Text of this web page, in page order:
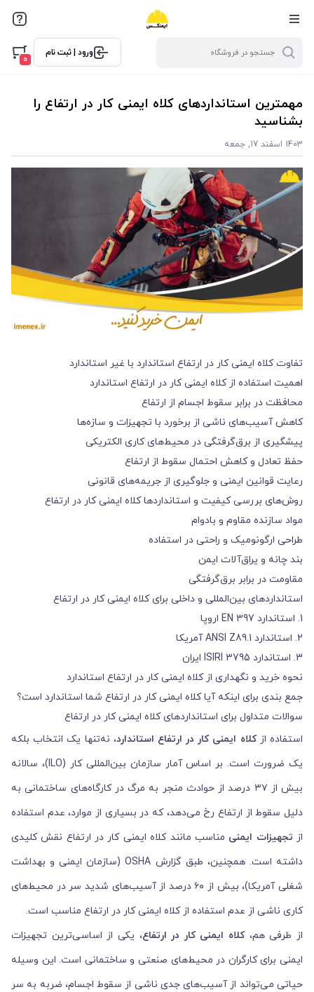
ورود | ثبت نام
0
مهمترین استانداردهای کلاه ایمنی کار در ارتفاع را
بشناسید
1403 اسفند 17, جمعه
تفاوت کلاه ایمنی کار در ارتفاع استاندارد با غیر استاندارد
اهمیت استفاده از کلاه ایمنی کار در ارتفاع استاندارد
محافظت در برابر سقوط اجسام از ارتفاع
کاهش آسیب‌های ناشی از برخورد با تجهیزات و سازه‌ها
پیشگیری از برق‌گرفتگی در محیط‌های کاری الکتریکی
حفظ تعادل و کاهش احتمال سقوط از ارتفاع
رعایت قوانین ایمنی و جلوگیری از جریمه‌های قانونی
روش‌های بررسی کیفیت و استانداردها کلاه ایمنی کار در ارتفاع
مواد سازنده مقاوم و بادوام
طراحی ارگونومیک و راحتی در استفاده
بند چانه و یراق‌آلات ایمن
مقاومت در برابر برق‌گرفتگی
استانداردهای بین‌المللی و داخلی برای کلاه ایمنی کار در ارتفاع
1. استاندارد EN 397 اروپا
2. استاندارد ANSI Z89.1 آمریکا
3. استاندارد ISIRI 3795 ایران
نحوه خرید و نگهداری از کلاه ایمنی کار در ارتفاع استاندارد
جمع بندی برای اینکه آیا کلاه ایمنی کار در ارتفاع شما استاندارد است؟
سوالات متداول برای استانداردهای کلاه ایمنی کار در ارتفاع
استفاده ازکلاه ایمنی کار در ارتفاع استاندارد، نه‌تنها یک انتخاب بلکه
یک ضرورت است. بر اساس آمار سازمان بین‌المللی کار (ILO)، سالانه
بیش از ۳۷ درصد از حوادث منجر به مرگ در کارگاه‌های ساختمانی به
دلیل سقوط از ارتفاع رخ می‌دهد، که در بسیاری از موارد، عدم استفاده
از تجهیزات ایمنی مناسب مانند کلاه ایمنی کار در ارتفاع نقش کلیدی
داشته است. همچنین، طبق گزارش OSHA (سازمان ایمنی و بهداشت
شغلی آمریکا)، بیش از ۶۰ درصد از آسیب‌های شدید سر در محیط‌های
کاری ناشی از عدم استفاده از کلاه ایمنی کار در ارتفاع مناسب است.
از طرفی هم،کلاه ایمنی کار در ارتفاع، یکی از اساسی‌ترین تجهیزات
ایمنی برای کارگران در محیط‌های صنعتی و ساختمانی است. این وسیله
حیاتی می‌تواند از آسیب‌های جدی ناشی از سقوط اجسام، ضربه به سر